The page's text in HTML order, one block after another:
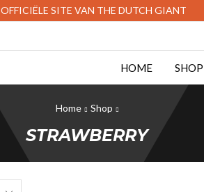
OFFICIËLE SITE VAN THE DUTCH GIANT
HOME SHOP
Home Shop
STRAWBERRY